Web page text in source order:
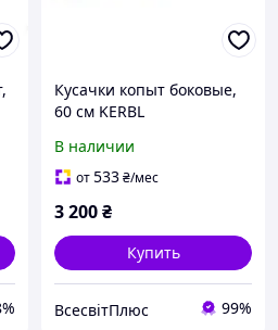
Кусачки копыт боковые,
60 см KERBL
В наличии
от533₴/мес
3 200₴
Купить
ВсесвітПлюс 99%